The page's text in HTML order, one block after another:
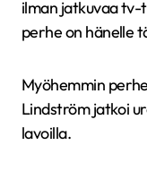
ilman jatkuvaa
perhe on hänelle
Myöhemmin
Lindström jatkoi
lavoilla.